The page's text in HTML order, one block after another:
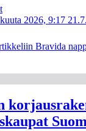
2026, 9:17
Bravida